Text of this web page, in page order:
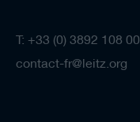
T: +33 (0) 3892 108 00
contact-fr@leitz.org